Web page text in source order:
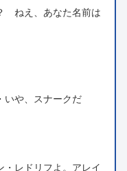
ねえ、あなた名前は
や、スナークだ
・レドリフよ。アレイ